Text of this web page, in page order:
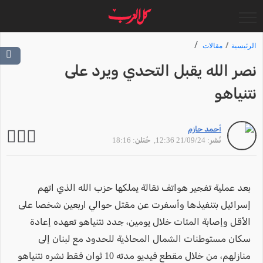
الرئيسية مقالات
نصر الله يقبل التحدي ويرد على
نتنياهو
أحمد حازم
نُشر: 21/09/24 12:36
, حُتلن: 18:16
بعد عملية تفجير هواتف نقالة يملكها حزب الله الذي اتهم
إسرائيل بتنفيذها وأسفرت عن مقتل حوالي اربعين شخصا على
الأقل وإصابة المئات خلال يومين، جدد نتنياهو تعهده إعادة
سكان مستوطنات الشمال المحاذية للحدود مع لبنان إلى
منازلهم، من خلال مقطع فيديو مدته 10 ثوان فقط نشره نتنياهو